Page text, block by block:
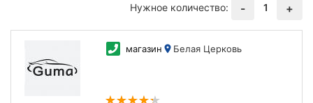
Нужное количество:
- 1 +
магазин Белая Церковь